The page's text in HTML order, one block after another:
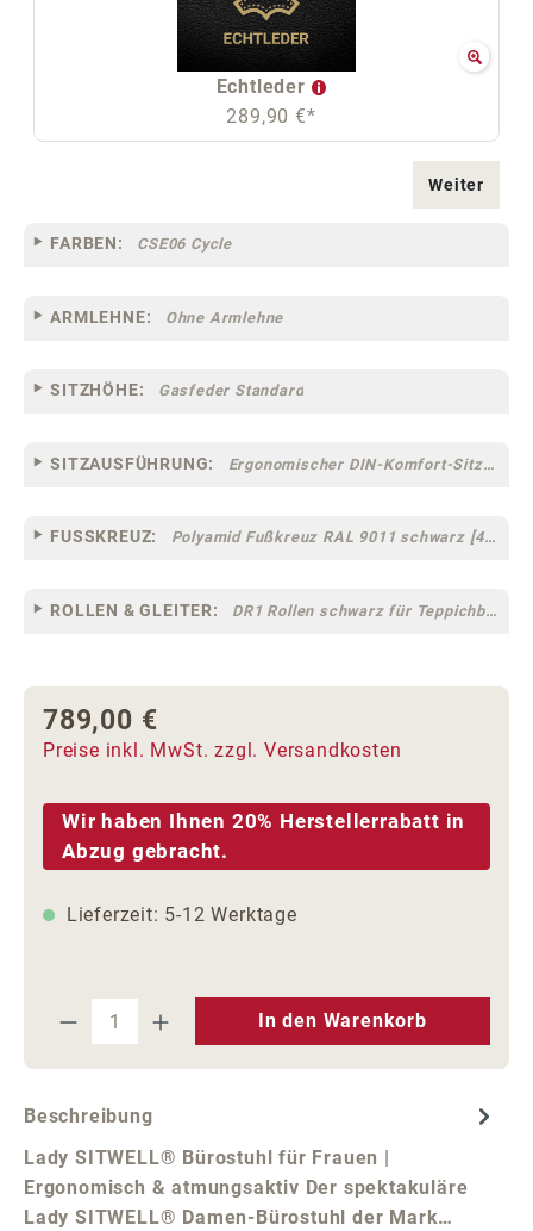
Echtleder
289,90 €*
Weiter
FARBEN: CSE06 Cycle
ARMLEHNE: Ohne Armlehne
SITZHÖHE: Gasfeder Standard
SITZAUSFÜHRUNG: Ergonomischer DIN-Komfort-Sitz [75]
FUSSKREUZ: Polyamid Fußkreuz RAL 9011 schwarz [44]
ROLLEN & GLEITER: DR1 Rollen schwarz für Teppichböden [10]
Regulärer Preis:
789,00 €
Preise inkl. MwSt. zzgl. Versandkosten
Wir haben Ihnen 20% Herstellerrabatt in
Abzug gebracht.
Lieferzeit: 5-12 Werktage
Produkt Anzahl: Gib den
In den Warenkorb
Beschreibung
Lady SITWELL® Bürostuhl für Frauen |
Ergonomisch & atmungsaktiv Der spektakuläre
Lady SITWELL® Damen-Bürostuhl der Mark…